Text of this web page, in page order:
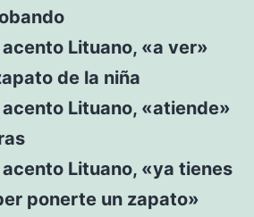
Lituano, «a ver»
de la niña
Lituano, «atiende»
Lituano, «ya tienes
ponerte un zapato»